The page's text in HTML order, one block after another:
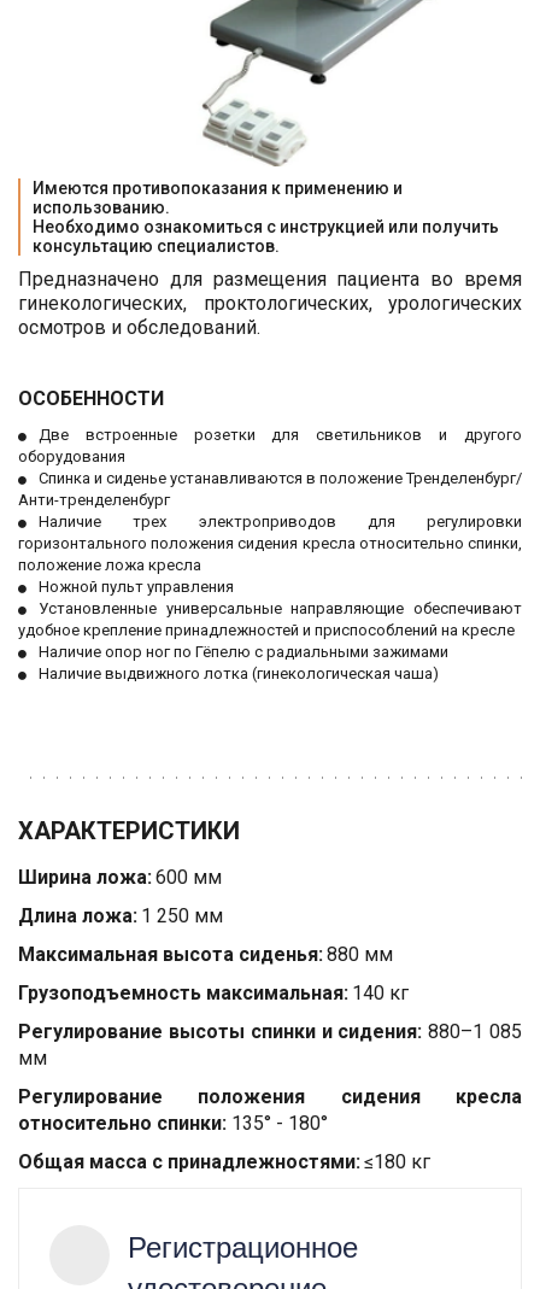
Имеются противопоказания к применению и
использованию.
Необходимо ознакомиться с инструкцией или получить
консультацию специалистов.
Предназначено для размещения пациента во время
гинекологических, проктологических, урологических
осмотров и обследований.
ОСОБЕННОСТИ
Две встроенные розетки для светильников и другого
оборудования
Спинка и сиденье устанавливаются в положение Тренделенбург/
Анти-тренделенбург
Наличие трех электроприводов для регулировки
горизонтального положения сидения кресла относительно спинки,
положение ложа кресла
Ножной пульт управления
Установленные универсальные направляющие обеспечивают
удобное крепление принадлежностей и приспособлений на кресле
Наличие опор ног по Гёпелю с радиальными зажимами
Наличие выдвижного лотка (гинекологическая чаша)
ХАРАКТЕРИСТИКИ
Ширина ложа:600 мм
Длина ложа:1 250 мм
Максимальная высота сиденья:880 мм
Грузоподъемность максимальная: 140 кг
Регулирование высоты спинки и сидения:880–1 085
мм
Регулирование положения сидения кресла
относительно спинки: 135° - 180°
Общая масса с принадлежностями: ≤180 кг
Регистрационное